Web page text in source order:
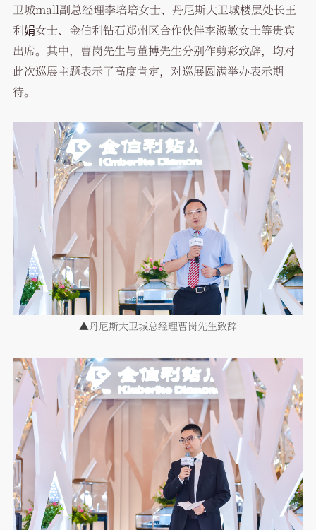
卫城mall副总经理李培培女士、丹尼斯大卫城楼层处长王
利娟女士、金伯利钻石郑州区合作伙伴李淑敏女士等贵宾
出席。其中，曹岗先生与董搏先生分别作剪彩致辞，均对
此次巡展主题表示了高度肯定，对巡展圆满举办表示期
待。
▲丹尼斯大卫城总经理曹岗先生致辞